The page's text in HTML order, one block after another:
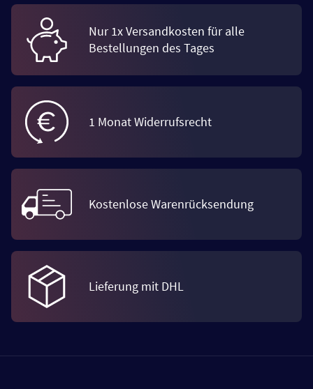
Nur 1x Versandkosten für alle
Bestellungen des Tages
1 Monat Widerrufsrecht
Kostenlose Warenrücksendung
Lieferung mit DHL